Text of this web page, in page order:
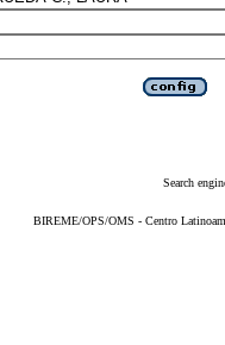
Search
BIREME/OPS/OMS - Centro